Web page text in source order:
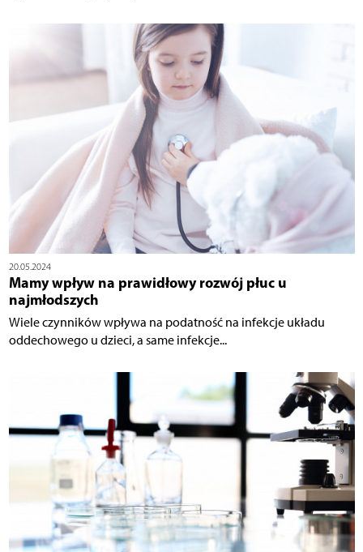
20.05.2024
Mamy wpływ na prawidłowy rozwój płuc u
najmłodszych
Wiele czynników wpływa na podatność na infekcje układu
oddechowego u dzieci, a same infekcje...